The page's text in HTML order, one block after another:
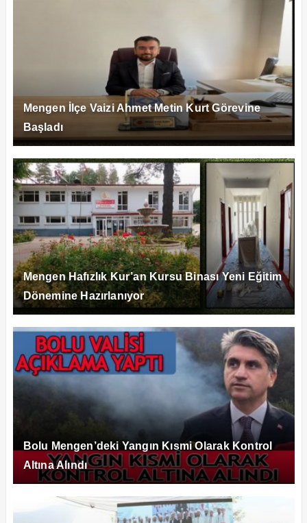
Mengen İlçe Vaizi Ahmet Metin Kurt Görevine
Başladı
Mengen Hafızlık Kur’an Kursu Binası Yeni Eğitim
Dönemine Hazırlanıyor
Bolu Mengen’deki Yangın Kısmi Olarak Kontrol
Altına Alındı